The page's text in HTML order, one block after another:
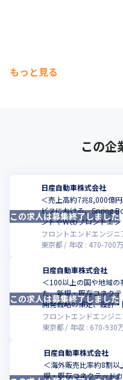
もっと見る
この企
日産自動車株式会社
＜売上高約7兆8,000億
ビスにおける、Spring
ンドやWebフロントエ
フロントエンドエンジニ
東京都
年収 : 470-700
この求人は募集終了しました
日産自動車株式会社
＜100以上の国や地域
た、新規・既存コネク
開発戦略の策定、設計
フロントエンドエンジニ
東京都
年収 : 670-930
この求人は募集終了しました
日産自動車株式会社
＜海外販売比率約8割
規・既存コネクテッド